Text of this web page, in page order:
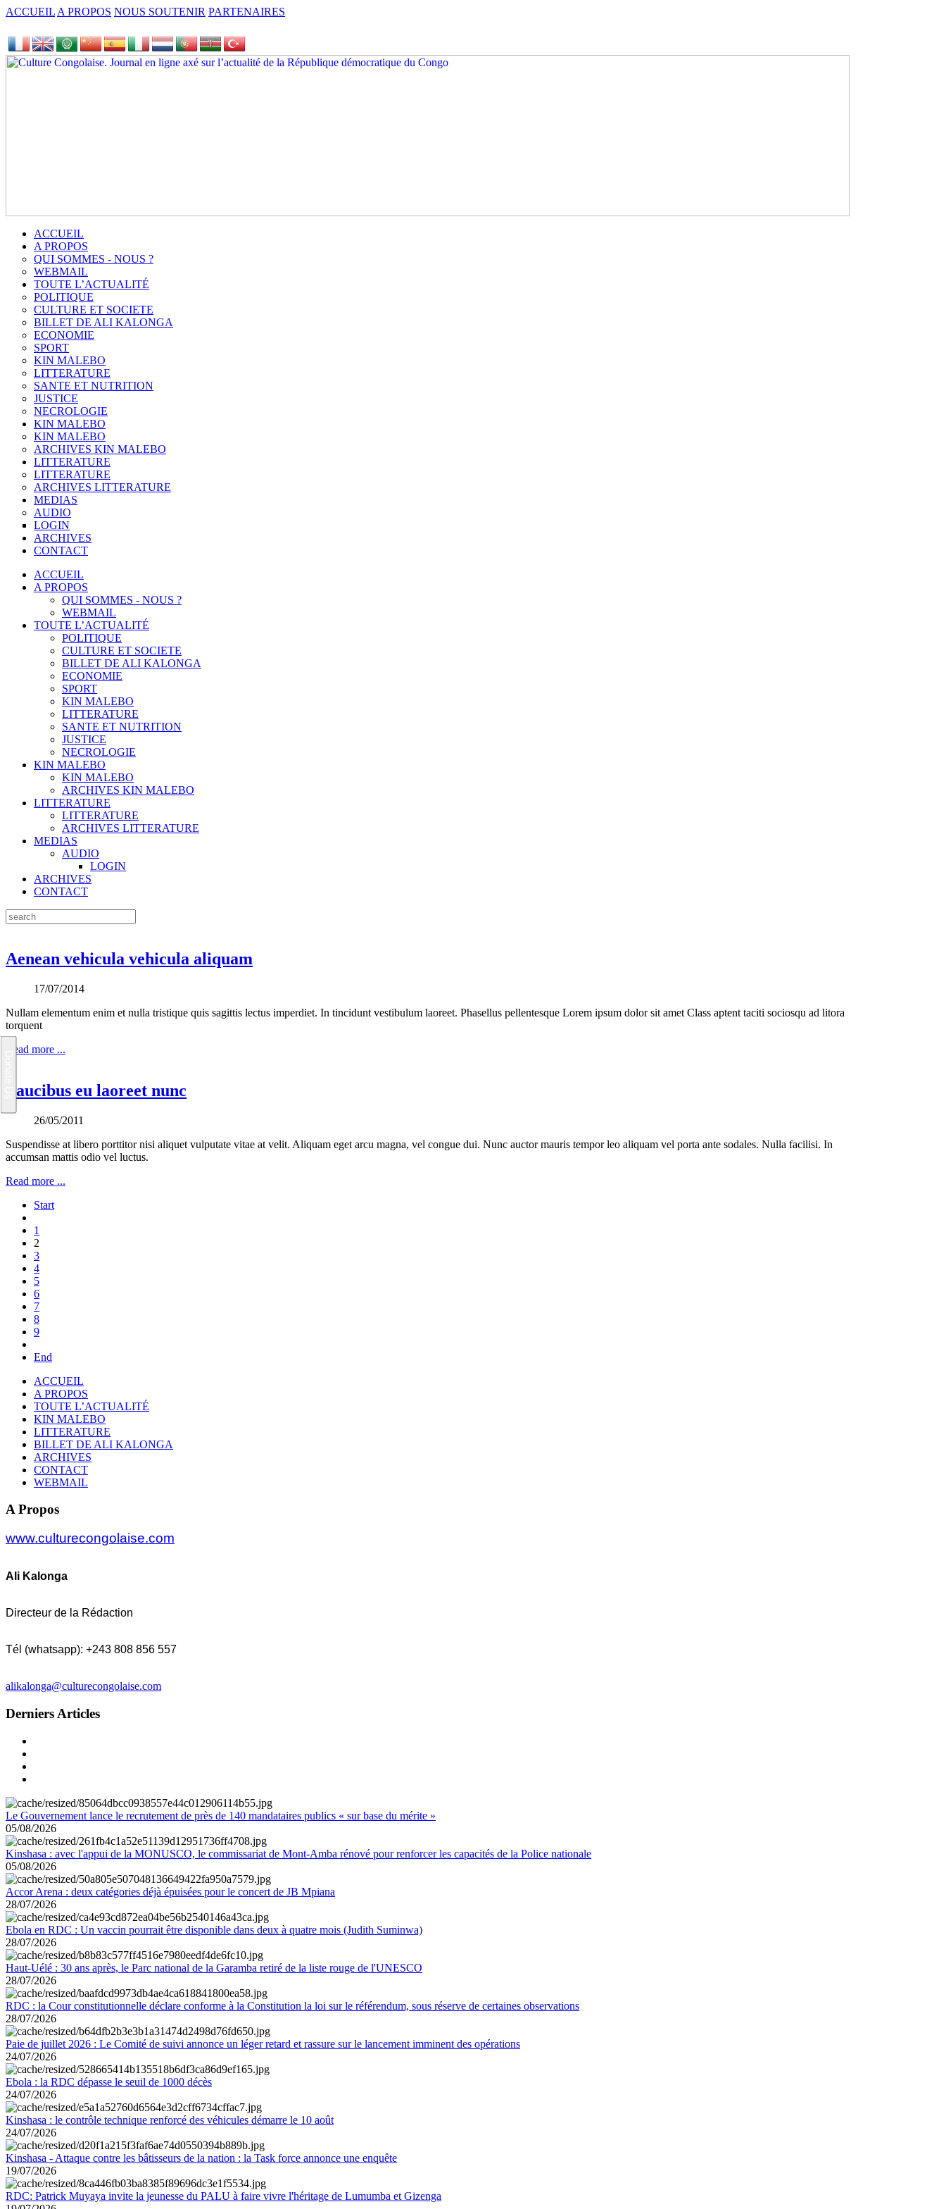
ACCUEIL A PROPOS NOUS SOUTENIR PARTENAIRES
ACCUEIL
A PROPOS
QUI SOMMES - NOUS ?
WEBMAIL
TOUTE L’ACTUALITÉ
POLITIQUE
CULTURE ET SOCIETE
BILLET DE ALI KALONGA
ECONOMIE
SPORT
KIN MALEBO
LITTERATURE
SANTE ET NUTRITION
JUSTICE
NECROLOGIE
KIN MALEBO
KIN MALEBO
ARCHIVES KIN MALEBO
LITTERATURE
LITTERATURE
ARCHIVES LITTERATURE
MEDIAS
AUDIO
LOGIN
ARCHIVES
CONTACT
ACCUEIL
A PROPOS
QUI SOMMES - NOUS ?
WEBMAIL
TOUTE L’ACTUALITÉ
POLITIQUE
CULTURE ET SOCIETE
BILLET DE ALI KALONGA
ECONOMIE
SPORT
KIN MALEBO
LITTERATURE
SANTE ET NUTRITION
JUSTICE
NECROLOGIE
KIN MALEBO
KIN MALEBO
ARCHIVES KIN MALEBO
LITTERATURE
LITTERATURE
ARCHIVES LITTERATURE
MEDIAS
AUDIO
LOGIN
ARCHIVES
CONTACT
Aenean vehicula vehicula aliquam
17/07/2014
Nullam elementum enim et nulla tristique quis sagittis lectus imperdiet. In tincidunt vestibulum laoreet. Phasellus pellentesque Lorem ipsum dolor sit amet Class aptent taciti sociosqu ad litora
torquent
Read more ...
Faucibus eu laoreet nunc
26/05/2011
Suspendisse at libero porttitor nisi aliquet vulputate vitae at velit. Aliquam eget arcu magna, vel congue dui. Nunc auctor mauris tempor leo aliquam vel porta ante sodales. Nulla facilisi. In
accumsan mattis odio vel luctus.
Read more ...
Start
1
2
3
4
5
6
7
8
9
End
ACCUEIL
A PROPOS
TOUTE L’ACTUALITÉ
KIN MALEBO
LITTERATURE
BILLET DE ALI KALONGA
ARCHIVES
CONTACT
WEBMAIL
A Propos
www.culturecongolaise.com
Ali Kalonga
Directeur de la Rédaction
Tél (whatsapp): +243 808 856 557
alikalonga@culturecongolaise.com
Derniers Articles
Le Gouvernement lance le recrutement de près de 140 mandataires publics « sur base du mérite »
05/08/2026
Kinshasa : avec l'appui de la MONUSCO, le commissariat de Mont-Amba rénové pour renforcer les capacités de la Police nationale
05/08/2026
Accor Arena : deux catégories déjà épuisées pour le concert de JB Mpiana
28/07/2026
Ebola en RDC : Un vaccin pourrait être disponible dans deux à quatre mois (Judith Suminwa)
28/07/2026
Haut-Uélé : 30 ans après, le Parc national de la Garamba retiré de la liste rouge de l'UNESCO
28/07/2026
RDC : la Cour constitutionnelle déclare conforme à la Constitution la loi sur le référendum, sous réserve de certaines observations
28/07/2026
Paie de juillet 2026 : Le Comité de suivi annonce un léger retard et rassure sur le lancement imminent des opérations
24/07/2026
Ebola : la RDC dépasse le seuil de 1000 décès
24/07/2026
Kinshasa : le contrôle technique renforcé des véhicules démarre le 10 août
24/07/2026
Kinshasa - Attaque contre les bâtisseurs de la nation : la Task force annonce une enquête
19/07/2026
RDC: Patrick Muyaya invite la jeunesse du PALU à faire vivre l'héritage de Lumumba et Gizenga